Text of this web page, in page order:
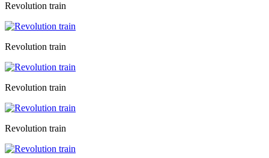
Revolution train
Revolution train
Revolution train
Revolution train